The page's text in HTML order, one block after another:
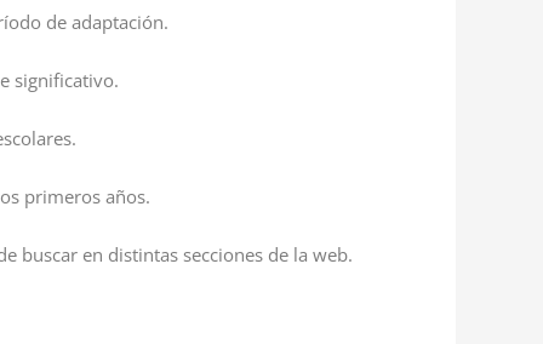
de adaptación.
significativo.
primeros años.
buscar en distintas secciones de la web.